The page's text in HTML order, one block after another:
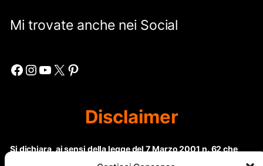
Mi trovate anche nei Social
Facebook Instagram YouTube X Pinterest
Disclaimer
Si dichiara, ai sensi della legge del 7 Marzo 2001 n. 62 che
questo sito non rientra nella categoria di “Informazione